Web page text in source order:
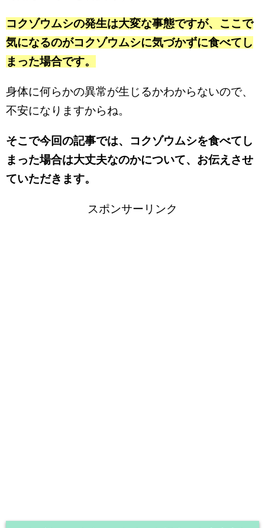
コクゾウムシの発生は大変な事態ですが、ここで
気になるのがコクゾウムシに気づかずに食べてし
まった場合です。
身体に何らかの異常が生じるかわからないので、
不安になりますからね。
そこで今回の記事では、コクゾウムシを食べてし
まった場合は大丈夫なのかについて、お伝えさせ
ていただきます。
スポンサーリンク